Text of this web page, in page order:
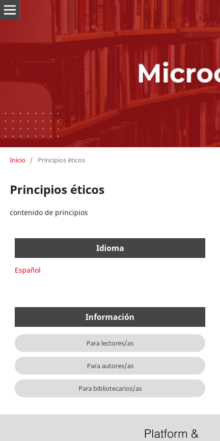
Inicio / Principios éticos
Principios éticos
contenido de principios
Idioma
Español
Información
Para lectores/as
Para autores/as
Para bibliotecarios/as